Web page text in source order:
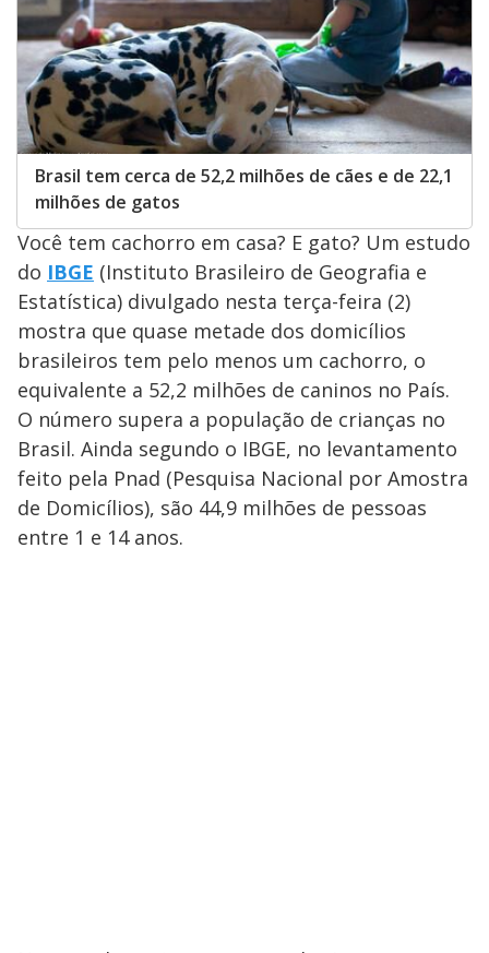
Brasil tem cerca de 52,2 milhões de cães e de 22,1
milhões de gatos
Você tem cachorro em casa? E gato? Um estudo
do IBGE (Instituto Brasileiro de Geografia e
Estatística) divulgado nesta terça-feira (2)
mostra que quase metade dos domicílios
brasileiros tem pelo menos um cachorro, o
equivalente a 52,2 milhões de caninos no País.
O número supera a população de crianças no
Brasil. Ainda segundo o IBGE, no levantamento
feito pela Pnad (Pesquisa Nacional por Amostra
de Domicílios), são 44,9 milhões de pessoas
entre 1 e 14 anos.